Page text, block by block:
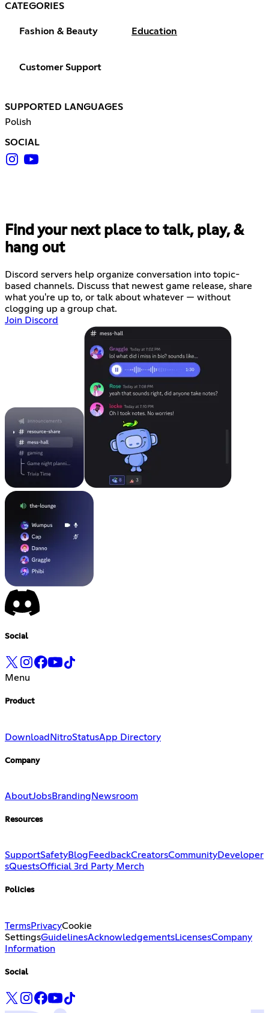
CATEGORIES
Fashion & Beauty Education
Customer Support
SUPPORTED LANGUAGES
Polish
SOCIAL
Find your next place to talk, play, &
hang out
Discord servers help organize conversation into topic-
based channels. Discuss that newest game release, share
what you're up to, or talk about whatever — without
clogging up a group chat.
Join Discord
Social
Menu
Product
DownloadNitroStatusApp Directory
Company
AboutJobsBranding Newsroom
Resources
SupportSafetyBlog FeedbackCreatorsCommunityDeveloper
sQuestsOfficial 3rd Party Merch
Policies
TermsPrivacyCookie
SettingsGuidelinesAcknowledgementsLicensesCompany
Information
Social